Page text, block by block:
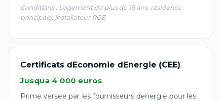
Conditions : Logement de plus de 15 ans, residence
principale, installateur RGE
Certificats dEconomie dEnergie (CEE)
Jusqua 4 000 euros
Prime versee par les fournisseurs denergie pour les